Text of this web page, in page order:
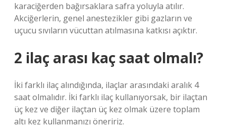
karaciğerden bağırsaklara safra yoluyla atılır.
Akciğerlerin, genel anestezikler gibi gazların ve
uçucu sıvıların vücuttan atılmasına katkısı açıktır.
2 ilaç arası kaç saat olmalı?
İki farklı ilaç alındığında, ilaçlar arasındaki aralık 4
saat olmalıdır. İki farklı ilaç kullanıyorsak, bir ilaçtan
üç kez ve diğer ilaçtan üç kez olmak üzere toplam
altı kez kullanmanızı öneririz.